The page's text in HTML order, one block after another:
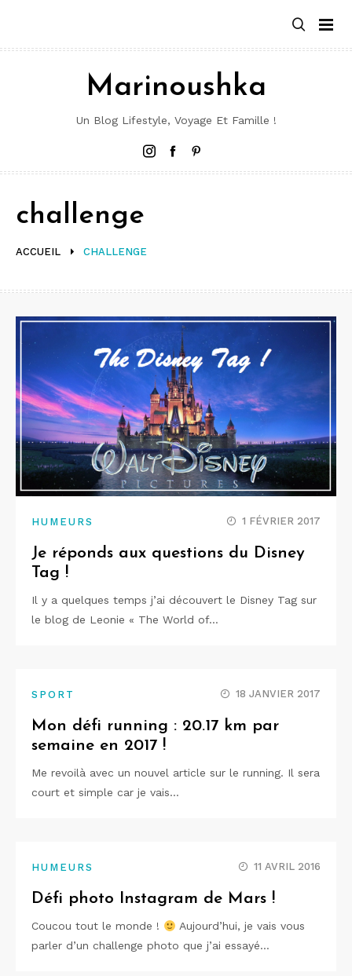
contenu
Marinoushka
Un Blog Lifestyle, Voyage Et Famille !
Instagram
Facebook
ACCUEIL CHALLENGE
challenge
HUMEURS 1 FÉVRIER 2017
Je réponds aux questions du Disney
Tag !
Il y a quelques temps j’ai découvert le Disney Tag sur
le blog de Leonie « The World of…
SPORT 18 JANVIER 2017
Mon défi running : 20.17 km par
semaine en 2017 !
Me revoilà avec un nouvel article sur le running. Il sera
court et simple car je vais…
HUMEURS 11 AVRIL 2016
Défi photo Instagram de Mars !
Coucou tout le monde !
Aujourd’hui, je vais vous
parler d’un challenge photo que j’ai essayé…